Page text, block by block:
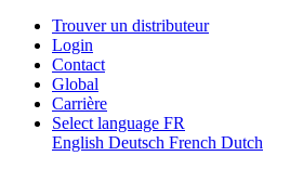
Trouver un distributeur
Login
Contact
Global
Carrière
Select language FR
English Deutsch French Dutch